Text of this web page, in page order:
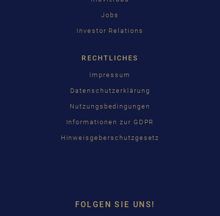
Jobs
Investor Relations
RECHTLICHES
Impressum
Datenschutzerklärung
Nutzungsbedingungen
Informationen zur GDPR
Hinweisgeberschutzgesetz
FOLGEN SIE UNS!